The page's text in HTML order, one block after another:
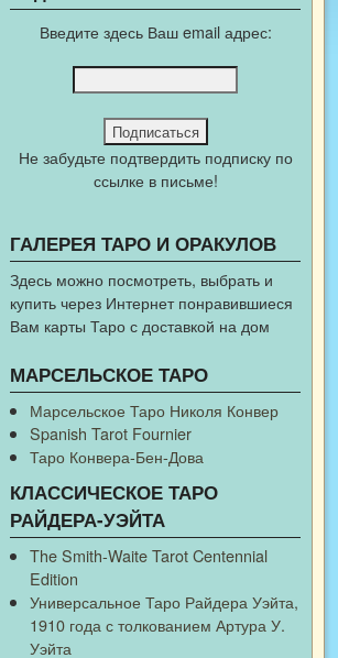
Введите здесь Ваш email адрес:
Не забудьте подтвердить подписку по
ссылке в письме!
ГАЛЕРЕЯ ТАРО И ОРАКУЛОВ
Здесь можно посмотреть, выбрать и
купить через Интернет понравившиеся
Вам карты Таро с доставкой на дом
МАРСЕЛЬСКОЕ ТАРО
Марсельское Таро Николя Конвер
Spanish Tarot Fournier
Таро Конвера-Бен-Дова
КЛАССИЧЕСКОЕ ТАРО
РАЙДЕРА-УЭЙТА
The Smith-Waite Tarot Centennial
Edition
Универсальное Таро Райдера Уэйта,
1910 года с толкованием Артура У.
Уэйта